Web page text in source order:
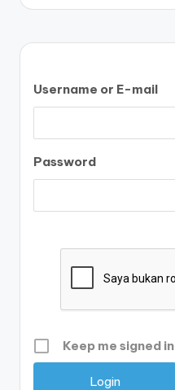
Username or E-mail
Password
Keep me signed in